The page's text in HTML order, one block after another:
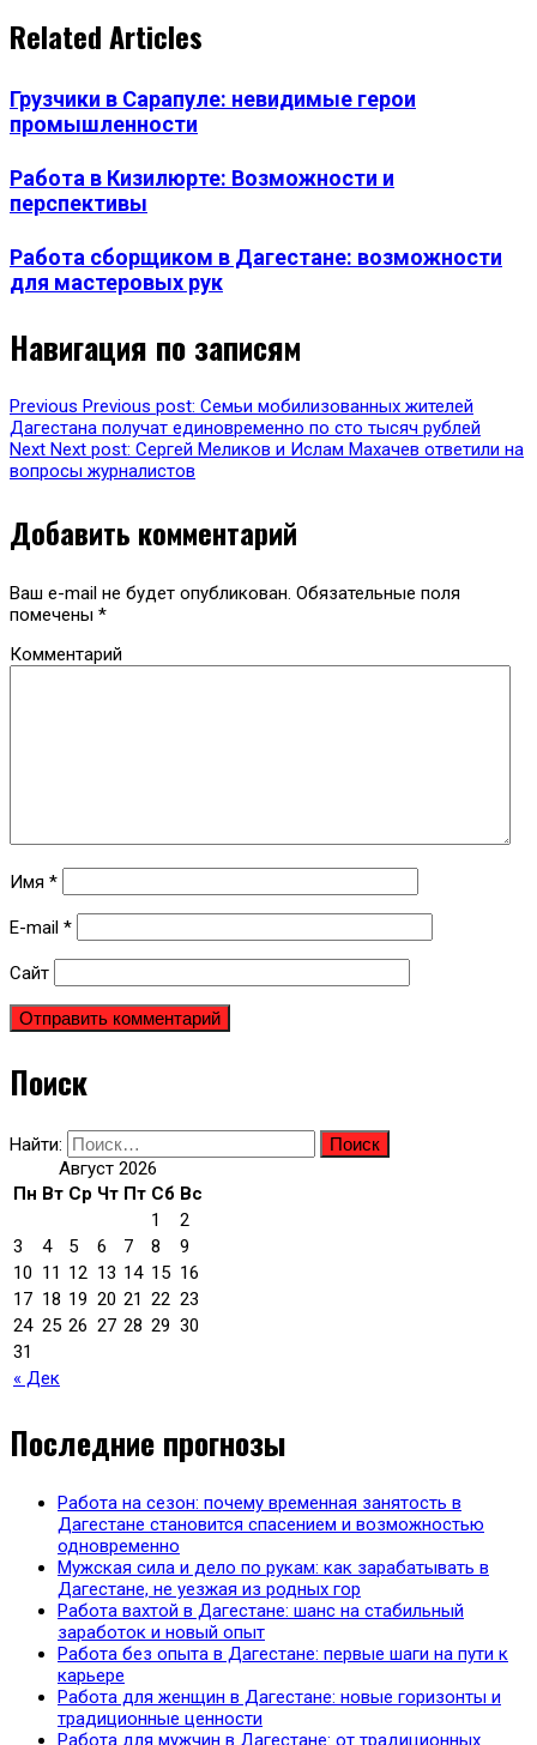
Related Articles
Грузчики в Сарапуле: невидимые герои
промышленности
Работа в Кизилюрте: Возможности и
перспективы
Работа сборщиком в Дагестане: возможности
для мастеровых рук
Навигация по записям
Previous Previous post: Семьи мобилизованных жителей
Дагестана получат единовременно по сто тысяч рублей
Next Next post: Сергей Меликов и Ислам Махачев ответили на
вопросы журналистов
Добавить комментарий
Ваш e-mail не будет опубликован. Обязательные поля
помечены *
Комментарий
Имя *
E-mail *
Сайт
Поиск
Найти:
Август 2026
Пн Вт Ср Чт Пт Сб Вс
« Дек
1
2
3
4 5 6 7 8
9
10 11 12 13 14 15 16
17 18 19 20 21 22 23
24 25 26 27 28 29 30
31
Последние прогнозы
Работа на сезон: почему временная занятость в
Дагестане становится спасением и возможностью
одновременно
Мужская сила и дело по рукам: как зарабатывать в
Дагестане, не уезжая из родных гор
Работа вахтой в Дагестане: шанс на стабильный
заработок и новый опыт
Работа без опыта в Дагестане: первые шаги на пути к
карьере
Работа для женщин в Дагестане: новые горизонты и
традиционные ценности
Работа для мужчин в Дагестане: от традиционных